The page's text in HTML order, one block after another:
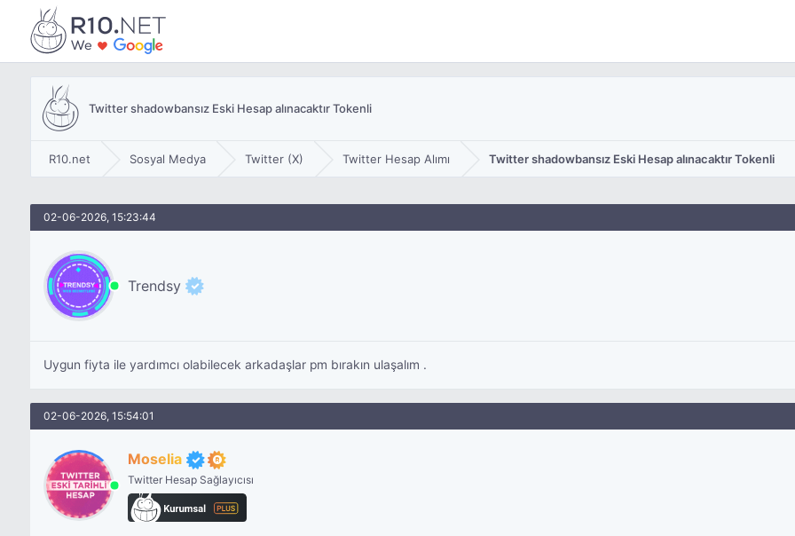
Twitter shadowbansız Eski Hesap alınacaktır Tokenli
R10.net Sosyal Medya Twitter (X) Twitter Hesap Alımı Twitter shadowbansız Eski Hesap alınacaktır Tokenli
02-06-2026, 15:23:44
Trendsy
Uygun fiyta ile yardımcı olabilecek arkadaşlar pm bırakın ulaşalım .
02-06-2026, 15:54:01
Moselia
Twitter Hesap Sağlayıcısı